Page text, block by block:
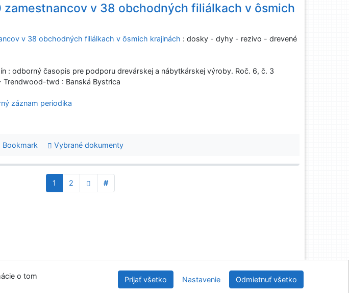
zamestnancov v 38 obchodných filiálkach v ôsmich
v 38 obchodných filiálkach v ôsmich krajinách : dosky - dyhy - rezivo - drevené
: odborný časopis pre podporu drevárskej a nábytkárskej výroby. Roč. 6, č. 3
twd : Banská Bystrica
záznam periodika
Bookmark Vybrané dokumenty
1 2 #
Slovenská lesnícka a drevárska knižnica pri Technickej univerzite
vo Zvolene
o tom
Prijať všetko Nastavenie Odmietnuť všetko